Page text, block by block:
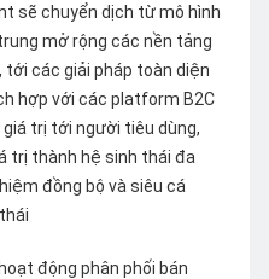
sẽ chuyển dịch từ mô hình
mở rộng các nền tảng
tới các giải pháp toàn diện
hợp với các platform B2C
trị tới người tiêu dùng,
trị thành hệ sinh thái đa
đồng bộ và siêu cá
động phân phối bán